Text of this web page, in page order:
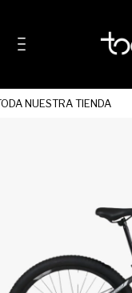
NUESTRA TIENDA